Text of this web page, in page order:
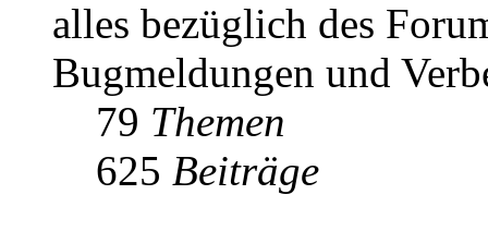
alles bezüglich des
Bugmeldungen und
79 Themen
625 Beiträge